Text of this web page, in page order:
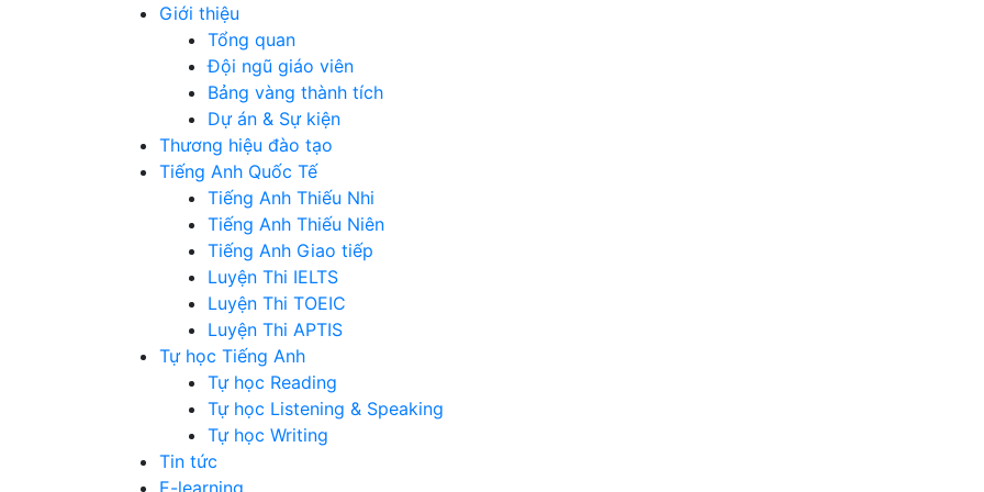
Giới thiệu
Tổng quan
Đội ngũ giáo viên
Bảng vàng thành tích
Dự án & Sự kiện
Thương hiệu đào tạo
Tiếng Anh Quốc Tế
Tiếng Anh Thiếu Nhi
Tiếng Anh Thiếu Niên
Tiếng Anh Giao tiếp
Luyện Thi IELTS
Luyện Thi TOEIC
Luyện Thi APTIS
Tự học Tiếng Anh
Tự học Reading
Tự học Listening & Speaking
Tự học Writing
Tin tức
E-learning